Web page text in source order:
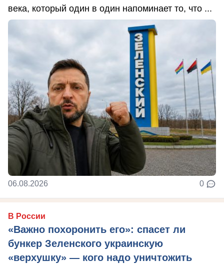
века, который один в один напоминает то, что ...
06.08.2026 0
В России
«Важно похоронить его»: спасет ли
бункер Зеленского украинскую
«верхушку» — кого надо уничтожить